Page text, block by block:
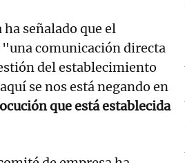
señalado que el
comunicación directa
del establecimiento
se nos está negando en
que está establecida